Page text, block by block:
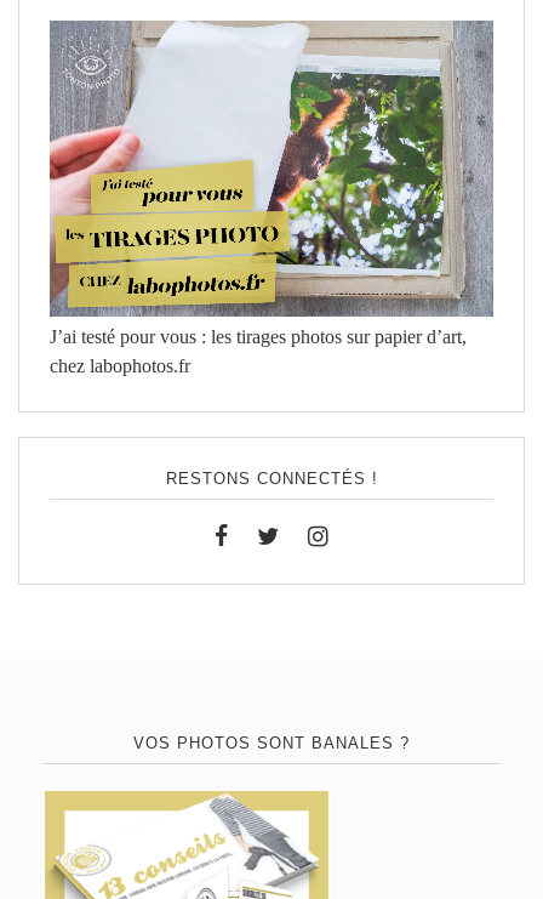
J’ai testé pour vous : les tirages photos sur papier d’art,
chez labophotos.fr
RESTONS CONNECTÉS !
VOS PHOTOS SONT BANALES ?